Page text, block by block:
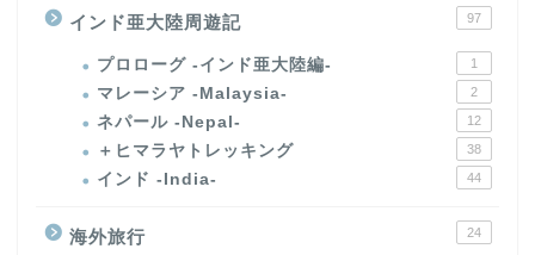
インド亜大陸周遊記 97
プロローグ -インド亜大陸編- 1
マレーシア -Malaysia- 2
ネパール -Nepal- 12
＋ヒマラヤトレッキング 38
インド -India- 44
海外旅行 24